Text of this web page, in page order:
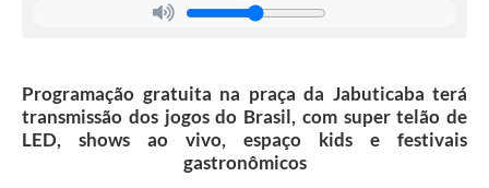
Programação gratuita na praça da Jabuticaba terá
transmissão dos jogos do Brasil, com super telão de
LED, shows ao vivo, espaço kids e festivais
gastronômicos